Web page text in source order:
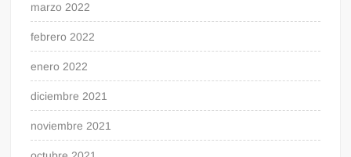
marzo 2022
febrero 2022
enero 2022
diciembre 2021
noviembre 2021